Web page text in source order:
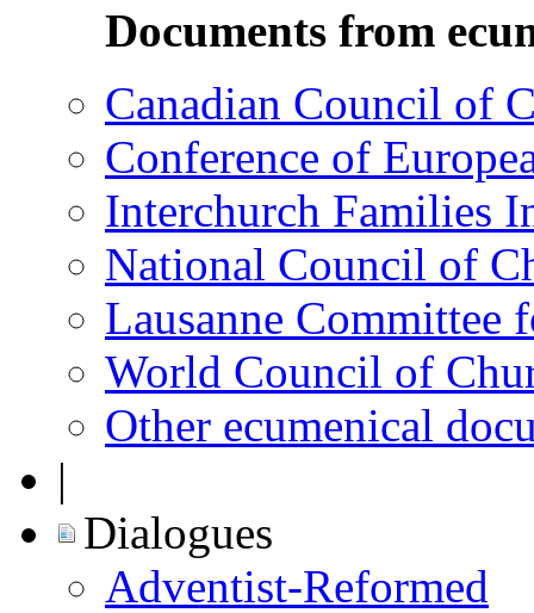
Documents from
Canadian Council of
Conference of
Interchurch Families
National Council of
Lausanne
World Council of
Other ecumenical
|
Dialogues
Adventist-Reformed